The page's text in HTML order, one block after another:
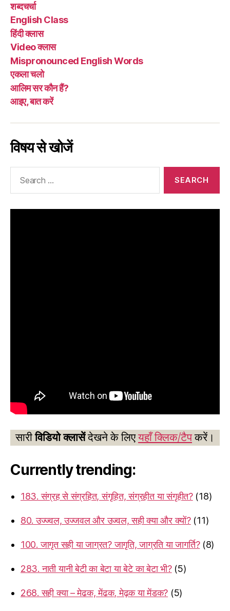
शब्दचर्चा
English Class
हिंदी क्लास
Video क्लास
Mispronounced English Words
एकला चलो
आलिम सर कौन हैं?
आइए, बात करें
विषय से खोजें
सारीविडियो क्लासेंदेखने के लिएयहाँ क्लिक/टैपकरें।
Currently trending:
183. संग्रह से संग्रहित, संगृहित, संग्रहीत या संगृहीत? (18)
80. उज्ज्वल, उज्जवल और उज्वल, सही क्या और क्यों? (11)
100. जागृत सही या जाग्रत? जागृति, जाग्रति या जागर्ति? (8)
283. नाती यानी बेटी का बेटा या बेटे का बेटा भी? (5)
268. सही क्या – मेढक, मेंढक, मेढ़क या मेंडक? (5)